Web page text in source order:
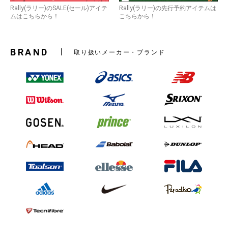
Rally(ラリー)のSALE(セール)アイテ
ムはこちらから！
Rally(ラリー)の先行予約アイテムは
こちらから！
BRAND 取り扱いメーカー・ブランド